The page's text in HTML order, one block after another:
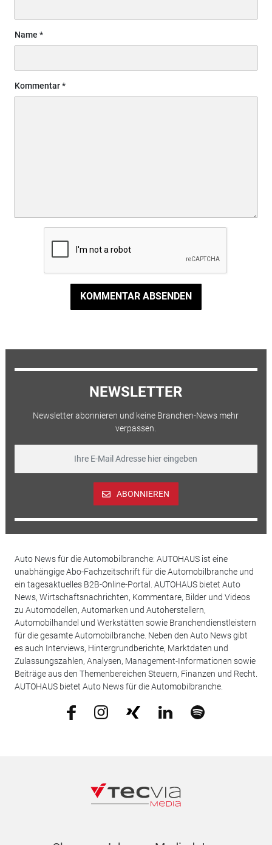
Name
Kommentar
KOMMENTAR ABSENDEN
NEWSLETTER
Newsletter abonnieren und keine Branchen-News mehr
verpassen.
ABONNIEREN
Auto News für die Automobilbranche: AUTOHAUS ist eine
unabhängige Abo-Fachzeitschrift für die Automobilbranche und
ein tagesaktuelles B2B-Online-Portal. AUTOHAUS bietet Auto
News, Wirtschaftsnachrichten, Kommentare, Bilder und Videos
zu Automodellen, Automarken und Autoherstellern,
Automobilhandel und Werkstätten sowie Branchendienstleistern
für die gesamte Automobilbranche. Neben den Auto News gibt
es auch Interviews, Hintergrundberichte, Marktdaten und
Zulassungszahlen, Analysen, Management-Informationen sowie
Beiträge aus den Themenbereichen Steuern, Finanzen und Recht.
AUTOHAUS bietet Auto News für die Automobilbranche.